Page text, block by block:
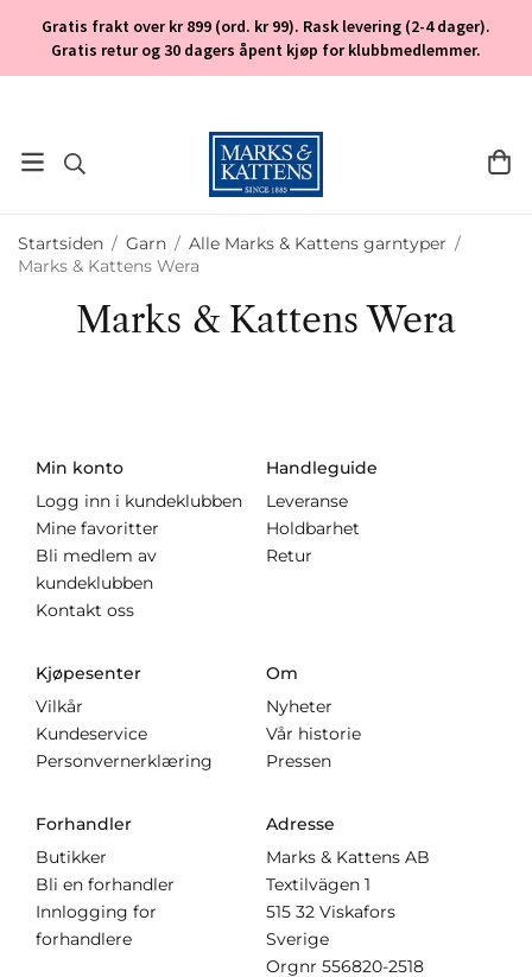
Gratis frakt over kr 899 (ord. kr 99). Rask levering (2-4 dager).
Gratis retur og 30 dagers åpent kjøp for klubbmedlemmer.
Startsiden / Garn / Alle Marks & Kattens garntyper /
Marks & Kattens Wera
Marks & Kattens Wera
Min konto
Logg inn i kundeklubben
Mine favoritter
Bli medlem av
kundeklubben
Kontakt oss
Handleguide
Leveranse
Holdbarhet
Retur
Kjøpesenter
Vilkår
Kundeservice
Personvernerklæring
Om
Nyheter
Vår historie
Pressen
Forhandler
Butikker
Bli en forhandler
Innlogging for
forhandlere
Adresse
Marks & Kattens AB
Textilvägen 1
515 32 Viskafors
Sverige
Orgnr 556820-2518